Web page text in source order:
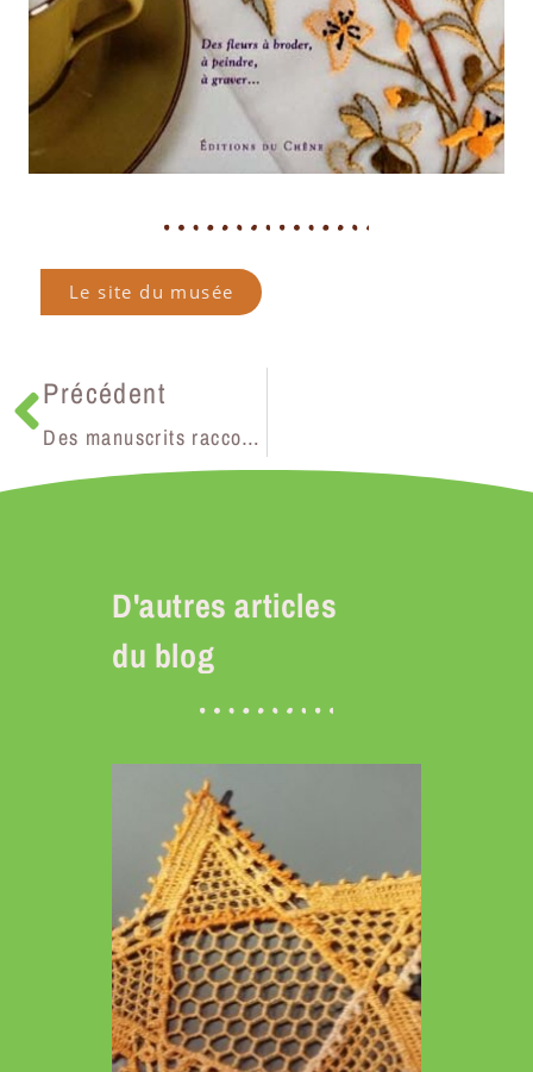
Le site du musée
Précédent
Des manuscrits raccommodés
D'autres articles
du blog